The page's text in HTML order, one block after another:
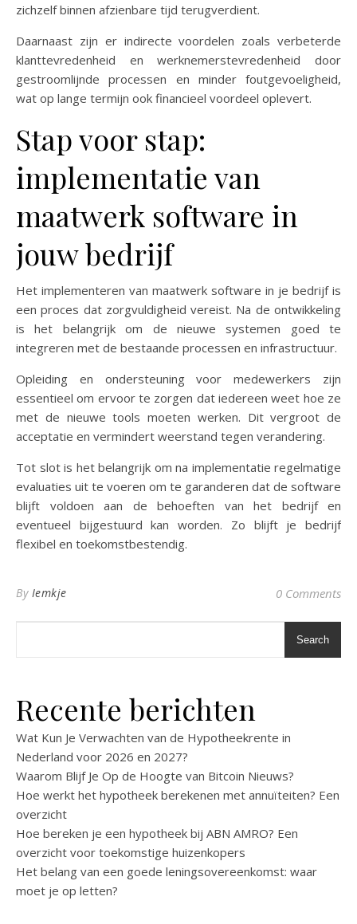
zichzelf binnen afzienbare tijd terugverdient.
Daarnaast zijn er indirecte voordelen zoals verbeterde
klanttevredenheid en werknemerstevredenheid door
gestroomlijnde processen en minder foutgevoeligheid,
wat op lange termijn ook financieel voordeel oplevert.
Stap voor stap:
implementatie van
maatwerk software in
jouw bedrijf
Het implementeren van maatwerk software in je bedrijf is
een proces dat zorgvuldigheid vereist. Na de ontwikkeling
is het belangrijk om de nieuwe systemen goed te
integreren met de bestaande processen en infrastructuur.
Opleiding en ondersteuning voor medewerkers zijn
essentieel om ervoor te zorgen dat iedereen weet hoe ze
met de nieuwe tools moeten werken. Dit vergroot de
acceptatie en vermindert weerstand tegen verandering.
Tot slot is het belangrijk om na implementatie regelmatige
evaluaties uit te voeren om te garanderen dat de software
blijft voldoen aan de behoeften van het bedrijf en
eventueel bijgestuurd kan worden. Zo blijft je bedrijf
flexibel en toekomstbestendig.
By Iemkje 0 Comments
Search
Recente berichten
Wat Kun Je Verwachten van de Hypotheekrente in
Nederland voor 2026 en 2027?
Waarom Blijf Je Op de Hoogte van Bitcoin Nieuws?
Hoe werkt het hypotheek berekenen met annuïteiten? Een
overzicht
Hoe bereken je een hypotheek bij ABN AMRO? Een
overzicht voor toekomstige huizenkopers
Het belang van een goede leningsovereenkomst: waar
moet je op letten?